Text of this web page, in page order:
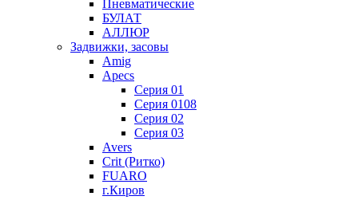
Пневматические
БУЛАТ
АЛЛЮР
Задвижки, засовы
Amig
Apecs
Серия 01
Серия 0108
Серия 02
Серия 03
Avers
Crit (Ритко)
FUARO
г.Киров